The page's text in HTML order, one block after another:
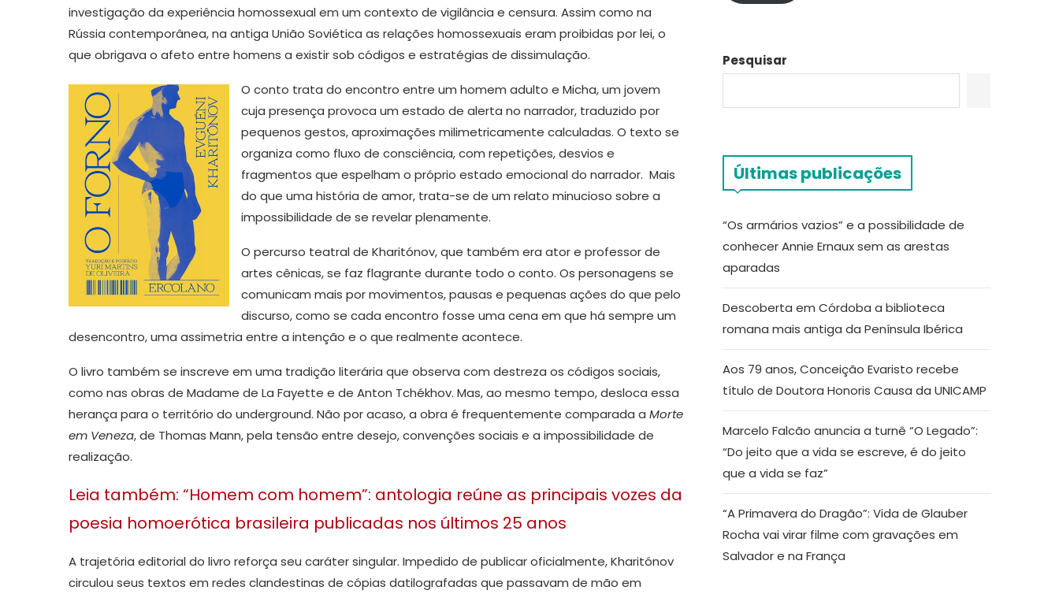
investigação da experiência homossexual em um contexto de vigilância e censura. Assim como na
Rússia contemporânea, na antiga União Soviética as relações homossexuais eram proibidas por lei, o
que obrigava o afeto entre homens a existir sob códigos e estratégias de dissimulação.
O conto trata do encontro entre um homem adulto e Micha, um jovem
cuja presença provoca um estado de alerta no narrador, traduzido por
pequenos gestos, aproximações milimetricamente calculadas. O texto se
organiza como fluxo de consciência, com repetições, desvios e
fragmentos que espelham o próprio estado emocional do narrador. Mais
do que uma história de amor, trata-se de um relato minucioso sobre a
impossibilidade de se revelar plenamente.
O percurso teatral de Kharitónov, que também era ator e professor de
artes cênicas, se faz flagrante durante todo o conto. Os personagens se
comunicam mais por movimentos, pausas e pequenas ações do que pelo
discurso, como se cada encontro fosse uma cena em que há sempre um
desencontro, uma assimetria entre a intenção e o que realmente acontece.
O livro também se inscreve em uma tradição literária que observa com destreza os códigos sociais,
como nas obras de Madame de La Fayette e de Anton Tchékhov. Mas, ao mesmo tempo, desloca essa
herança para o território do underground. Não por acaso, a obra é frequentemente comparada a Morte
em Veneza, de Thomas Mann, pela tensão entre desejo, convenções sociais e a impossibilidade de
realização.
Leia também: “Homem com homem”: antologia reúne as principais vozes da
poesia homoerótica brasileira publicadas nos últimos 25 anos
A trajetória editorial do livro reforça seu caráter singular. Impedido de publicar oficialmente, Kharitónov
circulou seus textos em redes clandestinas de cópias datilografadas que passavam de mão em
Pesquisar
Últimas publicações
“Os armários vazios” e a possibilidade de
conhecer Annie Ernaux sem as arestas
aparadas
Descoberta em Córdoba a biblioteca
romana mais antiga da Península Ibérica
Aos 79 anos, Conceição Evaristo recebe
título de Doutora Honoris Causa da UNICAMP
Marcelo Falcão anuncia a turnê “O Legado”:
“Do jeito que a vida se escreve, é do jeito
que a vida se faz”
“A Primavera do Dragão”: Vida de Glauber
Rocha vai virar filme com gravações em
Salvador e na França